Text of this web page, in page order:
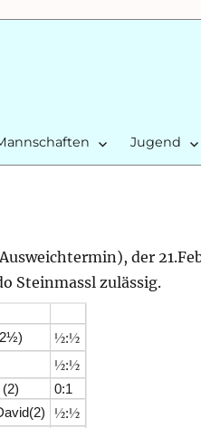
Jugend
der
Steinmassl zulässig.
½:½
½:½
0:1
½:½